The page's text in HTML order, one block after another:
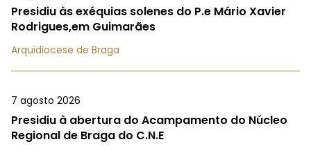
Presidiu às exéquias solenes do P.e Mário Xavier
Rodrigues,em Guimarães
Arquidiocese de Braga
7 agosto 2026
Presidiu à abertura do Acampamento do Núcleo
Regional de Braga do C.N.E